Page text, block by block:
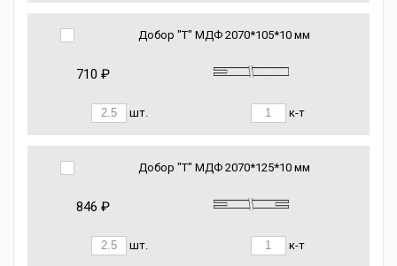
Добор "Т" МДФ 2070*105*10 мм
710 ₽
шт. к-т
Добор "Т" МДФ 2070*125*10 мм
846 ₽
шт. к-т